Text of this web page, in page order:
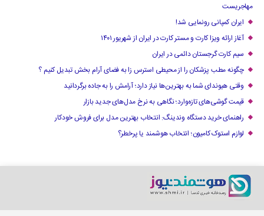
مهاجریست
ایران کمپانی رونمایی شد!
آغاز ارائه ویزا کارت و مستر کارت در ایران از شهریور ۱۴۰۱
سیم کارت گرجستان دائمی در ایران
چگونه مطب پزشکان را از محیطی استرس زا به فضای آرام بخش تبدیل کنیم ؟
وقتی هیوندای شما به بهترین‌ها نیاز دارد؛ آرامش را به جاده برگردانید
قیمت گوشی‌های تازه‌وارد؛ نگاهی به نرخ مدل‌های جدید بازار
راهنمای خرید دستگاه وندینگ: انتخاب بهترین مدل برای فروش خودکار
لوازم استوک کامیون؛ انتخاب هوشمند یا پرخطر؟